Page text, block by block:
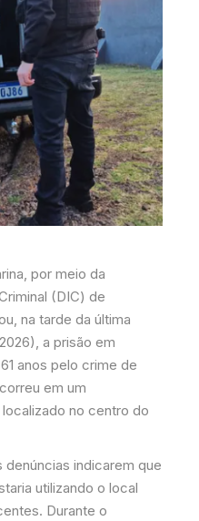
por meio da
(DIC) de
na tarde da última
a prisão em
anos pelo crime de
em um
no centro do
indicarem que
utilizando o local
Durante o